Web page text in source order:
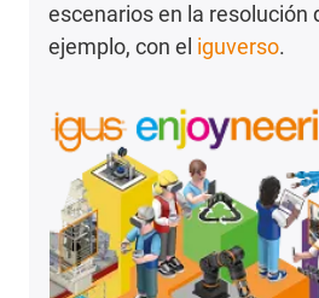
escenarios en la resolución
ejemplo, con el iguverso.